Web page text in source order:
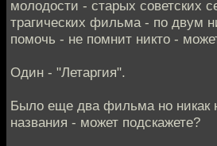
молодости - старых советских
трагических фильма - по двум
помочь - не помнит никто -
Один - "Летаргия".
Было еще два фильма но никак
названия - может подскажете?